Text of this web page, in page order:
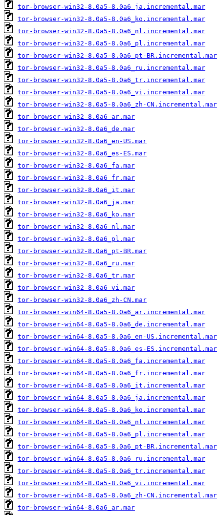
tor-browser-win32-8.0a5-8.0a6_ja.incremental.mar
tor-browser-win32-8.0a5-8.0a6_ko.incremental.mar
tor-browser-win32-8.0a5-8.0a6_nl.incremental.mar
tor-browser-win32-8.0a5-8.0a6_pl.incremental.mar
tor-browser-win32-8.0a5-8.0a6_pt-BR.incremental.mar
tor-browser-win32-8.0a5-8.0a6_ru.incremental.mar
tor-browser-win32-8.0a5-8.0a6_tr.incremental.mar
tor-browser-win32-8.0a5-8.0a6_vi.incremental.mar
tor-browser-win32-8.0a5-8.0a6_zh-CN.incremental.mar
tor-browser-win32-8.0a6_ar.mar
tor-browser-win32-8.0a6_de.mar
tor-browser-win32-8.0a6_en-US.mar
tor-browser-win32-8.0a6_es-ES.mar
tor-browser-win32-8.0a6_fa.mar
tor-browser-win32-8.0a6_fr.mar
tor-browser-win32-8.0a6_it.mar
tor-browser-win32-8.0a6_ja.mar
tor-browser-win32-8.0a6_ko.mar
tor-browser-win32-8.0a6_nl.mar
tor-browser-win32-8.0a6_pl.mar
tor-browser-win32-8.0a6_pt-BR.mar
tor-browser-win32-8.0a6_ru.mar
tor-browser-win32-8.0a6_tr.mar
tor-browser-win32-8.0a6_vi.mar
tor-browser-win32-8.0a6_zh-CN.mar
tor-browser-win64-8.0a5-8.0a6_ar.incremental.mar
tor-browser-win64-8.0a5-8.0a6_de.incremental.mar
tor-browser-win64-8.0a5-8.0a6_en-US.incremental.mar
tor-browser-win64-8.0a5-8.0a6_es-ES.incremental.mar
tor-browser-win64-8.0a5-8.0a6_fa.incremental.mar
tor-browser-win64-8.0a5-8.0a6_fr.incremental.mar
tor-browser-win64-8.0a5-8.0a6_it.incremental.mar
tor-browser-win64-8.0a5-8.0a6_ja.incremental.mar
tor-browser-win64-8.0a5-8.0a6_ko.incremental.mar
tor-browser-win64-8.0a5-8.0a6_nl.incremental.mar
tor-browser-win64-8.0a5-8.0a6_pl.incremental.mar
tor-browser-win64-8.0a5-8.0a6_pt-BR.incremental.mar
tor-browser-win64-8.0a5-8.0a6_ru.incremental.mar
tor-browser-win64-8.0a5-8.0a6_tr.incremental.mar
tor-browser-win64-8.0a5-8.0a6_vi.incremental.mar
tor-browser-win64-8.0a5-8.0a6_zh-CN.incremental.mar
tor-browser-win64-8.0a6_ar.mar